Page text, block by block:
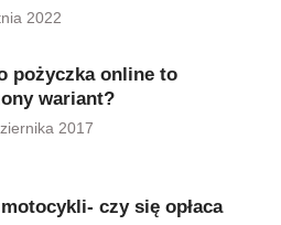
2022
pożyczka online to
wariant?
2017
czy się opłaca